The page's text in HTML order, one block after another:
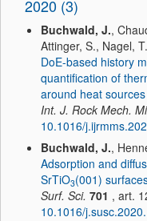
2020 (3)
Buchwald, J.,
Attinger, S., Nagel,
DoE-based history
quantification of
around heat
Int. J. Rock Mech.
10.1016/
Buchwald, J.,
Adsorption and
SrTiO3(001)
Surf. Sci. 701 , art.
10.1016/